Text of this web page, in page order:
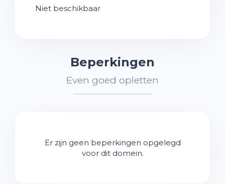
Niet beschikbaar
Beperkingen
Even goed opletten
Er zijn geen beperkingen opgelegd
voor dit domein.